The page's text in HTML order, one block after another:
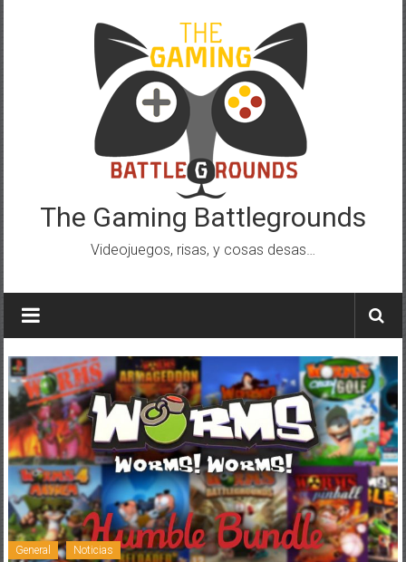
The Gaming Battlegrounds
Videojuegos, risas, y cosas desas…
General Noticias